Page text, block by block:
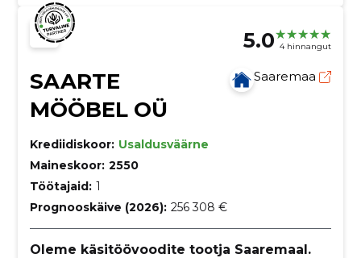
5.0 4 hinnangut
SAARTE
MÖÖBEL OÜ
Saaremaa
Krediidiskoor: Usaldusväärne
Maineskoor: 2550
Töötajaid: 1
Prognooskäive (2026): 256 308 €
Oleme käsitöövoodite tootja Saaremaal.